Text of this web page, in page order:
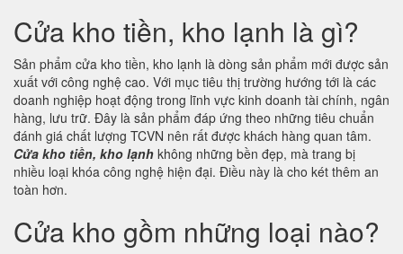
Cửa kho tiền, kho lạnh là gì?
Sản phẩm cửa kho tiền, kho lạnh là dòng sản phẩm mới được sản
xuất với công nghệ cao. Với mục tiêu thị trường hướng tới là các
doanh nghiệp hoạt động trong lĩnh vực kinh doanh tài chính, ngân
hàng, lưu trữ. Đây là sản phẩm đáp ứng theo những tiêu chuẩn
đánh giá chất lượng TCVN nên rất được khách hàng quan tâm.
Cửa kho tiền, kho lạnh không những bền đẹp, mà trang bị
nhiều loại khóa công nghệ hiện đại. Điều này là cho két thêm an
toàn hơn.
Cửa kho gồm những loại nào?